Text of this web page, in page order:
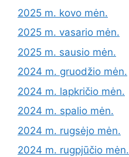
2025 m. kovo mėn.
2025 m. vasario mėn.
2025 m. sausio mėn.
2024 m. gruodžio mėn.
2024 m. lapkričio mėn.
2024 m. spalio mėn.
2024 m. rugsėjo mėn.
2024 m. rugpjūčio mėn.